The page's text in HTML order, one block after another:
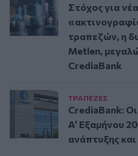
Στόχος για
τραπεζών, η
Metlen,
CrediaBank
ΤΡAΠΕΖΕΣ
CrediaBank:
A’ Εξαμήνου
ανάπτυξης